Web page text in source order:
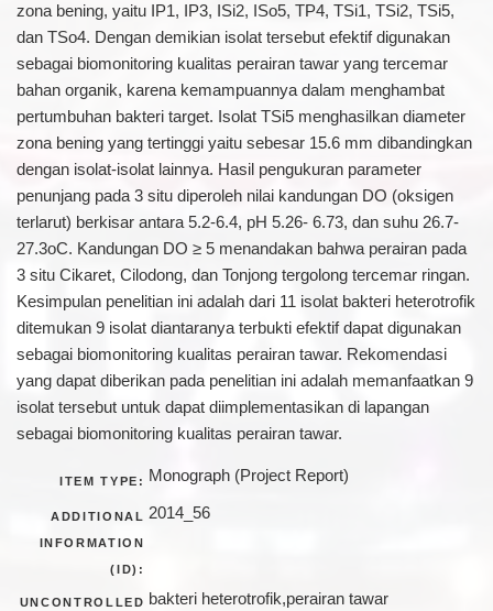
zona bening, yaitu IP1, IP3, ISi2, ISo5, TP4, TSi1, TSi2, TSi5,
dan TSo4. Dengan demikian isolat tersebut efektif digunakan
sebagai biomonitoring kualitas perairan tawar yang tercemar
bahan organik, karena kemampuannya dalam menghambat
pertumbuhan bakteri target. Isolat TSi5 menghasilkan diameter
zona bening yang tertinggi yaitu sebesar 15.6 mm dibandingkan
dengan isolat-isolat lainnya. Hasil pengukuran parameter
penunjang pada 3 situ diperoleh nilai kandungan DO (oksigen
terlarut) berkisar antara 5.2-6.4, pH 5.26- 6.73, dan suhu 26.7-
27.3oC. Kandungan DO ≥ 5 menandakan bahwa perairan pada
3 situ Cikaret, Cilodong, dan Tonjong tergolong tercemar ringan.
Kesimpulan penelitian ini adalah dari 11 isolat bakteri heterotrofik
ditemukan 9 isolat diantaranya terbukti efektif dapat digunakan
sebagai biomonitoring kualitas perairan tawar. Rekomendasi
yang dapat diberikan pada penelitian ini adalah memanfaatkan 9
isolat tersebut untuk dapat diimplementasikan di lapangan
sebagai biomonitoring kualitas perairan tawar.
ITEM TYPE: Monograph (Project Report)
ADDITIONAL
INFORMATION
(ID):
2014_56
UNCONTROLLED bakteri heterotrofik,perairan tawar